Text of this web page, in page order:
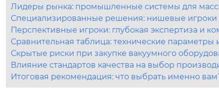
Лидеры рынка: промышленные системы для
Специализированные решения: нишевые
Перспективные игроки: глубокая экспертиза и
Сравнительная таблица: технические параметры
Скрытые риски при закупке вакуумного
Влияние стандартов качества на выбор
Итоговая рекомендация: что выбрать именно